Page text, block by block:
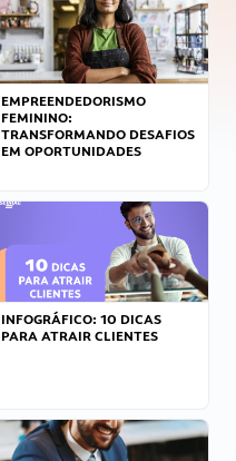
EMPREENDEDORISMO
FEMININO:
TRANSFORMANDO DESAFIOS
EM OPORTUNIDADES
INFOGRÁFICO: 10 DICAS
PARA ATRAIR CLIENTES